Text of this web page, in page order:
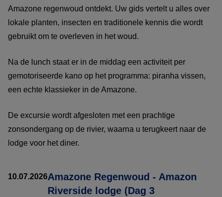
Amazone regenwoud ontdekt. Uw gids vertelt u alles over
lokale planten, insecten en traditionele kennis die wordt
gebruikt om te overleven in het woud.
Na de lunch staat er in de middag een activiteit per
gemotoriseerde kano op het programma: piranha vissen,
een echte klassieker in de Amazone.
De excursie wordt afgesloten met een prachtige
zonsondergang op de rivier, waarna u terugkeert naar de
lodge voor het diner.
10.07.2026Amazone Regenwoud - Amazon
Riverside lodge (Dag 3